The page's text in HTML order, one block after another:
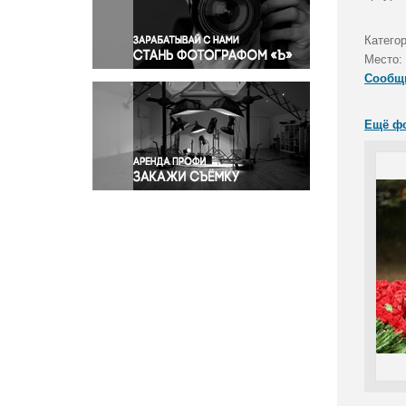
Правосудие
Происшествия и конфликты
Религия
Светская жизнь
Спорт
Экология
Экономика и бизнес
Место:
Ещё